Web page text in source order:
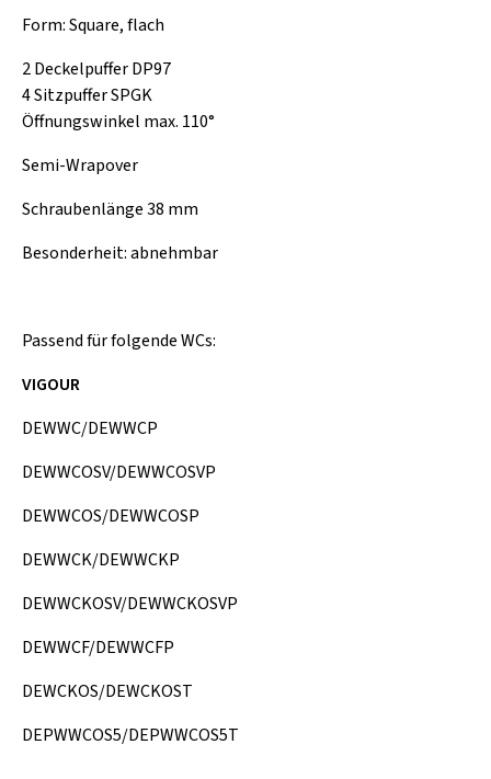
Form: Square, flach
2 Deckelpuffer DP97
4 Sitzpuffer SPGK
Öffnungswinkel max. 110°
Semi-Wrapover
Schraubenlänge 38 mm
Besonderheit: abnehmbar
Passend für folgende WCs:
VIGOUR
DEWWC/DEWWCP
DEWWCOSV/DEWWCOSVP
DEWWCOS/DEWWCOSP
DEWWCK/DEWWCKP
DEWWCKOSV/DEWWCKOSVP
DEWWCF/DEWWCFP
DEWCKOS/DEWCKOST
DEPWWCOS5/DEPWWCOS5T